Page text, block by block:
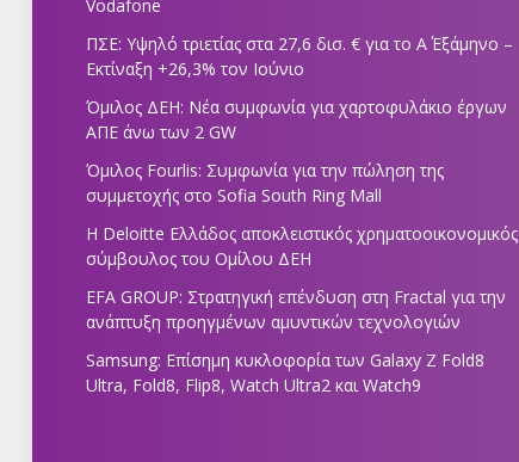
Vodafone
ΠΣΕ: Υψηλό τριετίας στα 27,6 δισ. € για το Α΄ Εξάμηνο –
Εκτίναξη +26,3% τον Ιούνιο
Όμιλος ΔΕΗ: Νέα συμφωνία για χαρτοφυλάκιο έργων
ΑΠΕ άνω των 2 GW
Όμιλος Fourlis: Συμφωνία για την πώληση της
συμμετοχής στο Sofia South Ring Mall
Η Deloitte Ελλάδος αποκλειστικός χρηματοοικονομικός
σύμβουλος του Ομίλου ΔΕΗ
EFA GROUP: Στρατηγική επένδυση στη Fractal για την
ανάπτυξη προηγμένων αμυντικών τεχνολογιών
Samsung: Επίσημη κυκλοφορία των Galaxy Z Fold8
Ultra, Fold8, Flip8, Watch Ultra2 και Watch9